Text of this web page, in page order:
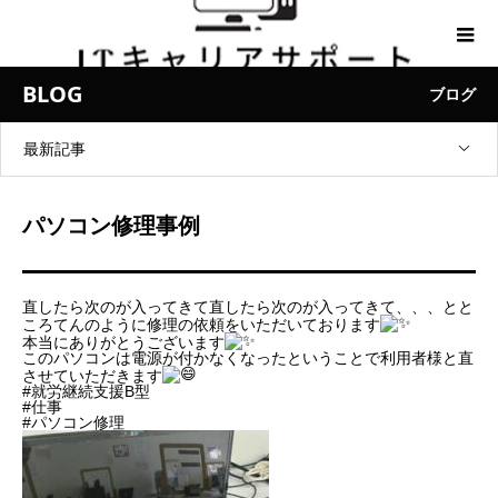
BLOG ブログ
最新記事
パソコン修理事例
直したら次のが入ってきて直したら次のが入ってきて、、、とと
ころてんのように修理の依頼をいただいております
本当にありがとうございます
このパソコンは電源が付かなくなったということで利用者様と直
させていただきます
#就労継続支援B型
#仕事
#パソコン修理